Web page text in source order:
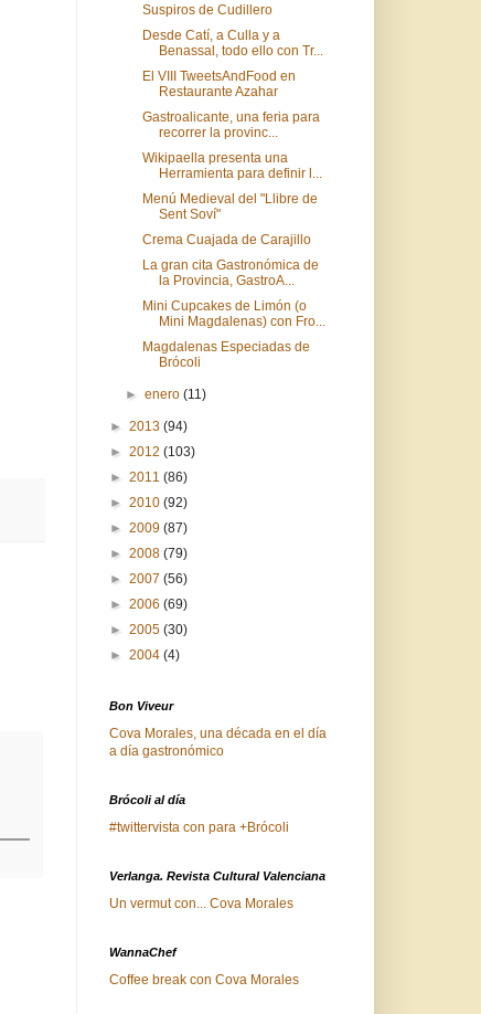
Suspiros de Cudillero
Desde Catí, a Culla y a
Benassal, todo ello con Tr...
El VIII TweetsAndFood en
Restaurante Azahar
Gastroalicante, una feria para
recorrer la provinc...
Wikipaella presenta una
Herramienta para definir l...
Menú Medieval del "Llibre de
Sent Soví"
Crema Cuajada de Carajillo
La gran cita Gastronómica de
la Provincia, GastroA...
Mini Cupcakes de Limón (o
Mini Magdalenas) con Fro...
Magdalenas Especiadas de
Brócoli
►enero(11)
► 2013 (94)
► 2012 (103)
► 2011 (86)
► 2010 (92)
► 2009 (87)
► 2008 (79)
► 2007 (56)
► 2006 (69)
► 2005 (30)
► 2004 (4)
Bon Viveur
Cova Morales, una década en el día
a día gastronómico
Brócoli al día
#twittervista con para +Brócoli
Verlanga. Revista Cultural Valenciana
Un vermut con... Cova Morales
WannaChef
Coffee break con Cova Morales